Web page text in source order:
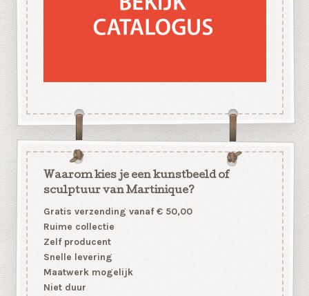
Waarom kies je een kunstbeeld of
sculptuur van Martinique?
Gratis verzending vanaf € 50,00
Ruime collectie
Zelf producent
Snelle levering
Maatwerk mogelijk
Niet duur